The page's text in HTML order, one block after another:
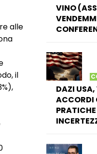
alle
il
VINO
DAZI
ACCORDI